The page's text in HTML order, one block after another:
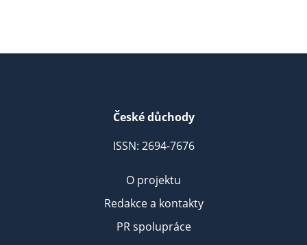
České důchody
ISSN: 2694-7676
O projektu
Redakce a kontakty
PR spolupráce